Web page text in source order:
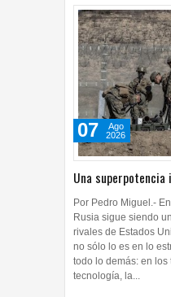
Una superpotencia
07
Ago
2026
Por Pedro Miguel.-
Rusia sigue siendo
rivales de Estados
no sólo lo es en lo
todo lo demás: en
tecnología, la...